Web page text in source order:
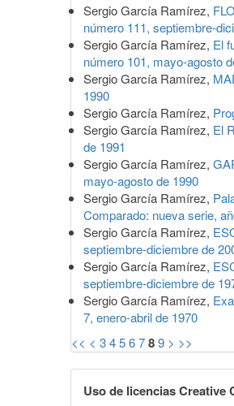
Sergio García Ramírez,
número 111, septiembre-
Sergio García Ramírez, El
número 101, mayo-agosto
Sergio García Ramírez,
1990
Sergio García Ramírez,
Sergio García Ramírez, El
de 1991
Sergio García Ramírez,
mayo-agosto de 1990
Sergio García Ramírez,
Comparado: nueva serie,
Sergio García Ramírez,
septiembre-diciembre de
Sergio García Ramírez,
septiembre-diciembre de
Sergio García Ramírez,
7, enero-abril de 1970
<< < 3456789 > >>
Uso de licencias Creative